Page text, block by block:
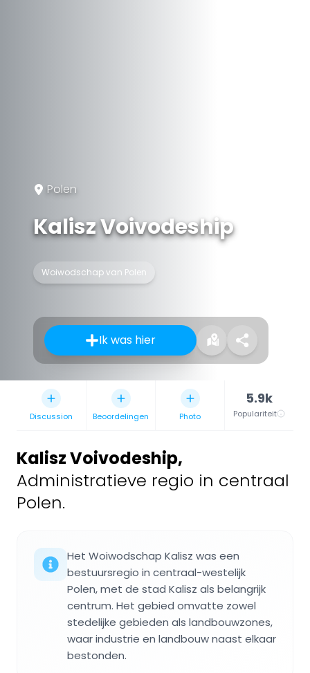
Polen
Kalisz Voivodeship
Woiwodschap van Polen
Ik was hier
Discussion Beoordelingen Photo
5.9k
Populariteit
Kalisz Voivodeship,
Administratieve regio in centraal
Polen.
Het Woiwodschap Kalisz was een
bestuursregio in centraal-westelijk
Polen, met de stad Kalisz als belangrijk
centrum. Het gebied omvatte zowel
stedelijke gebieden als landbouwzones,
waar industrie en landbouw naast elkaar
bestonden.